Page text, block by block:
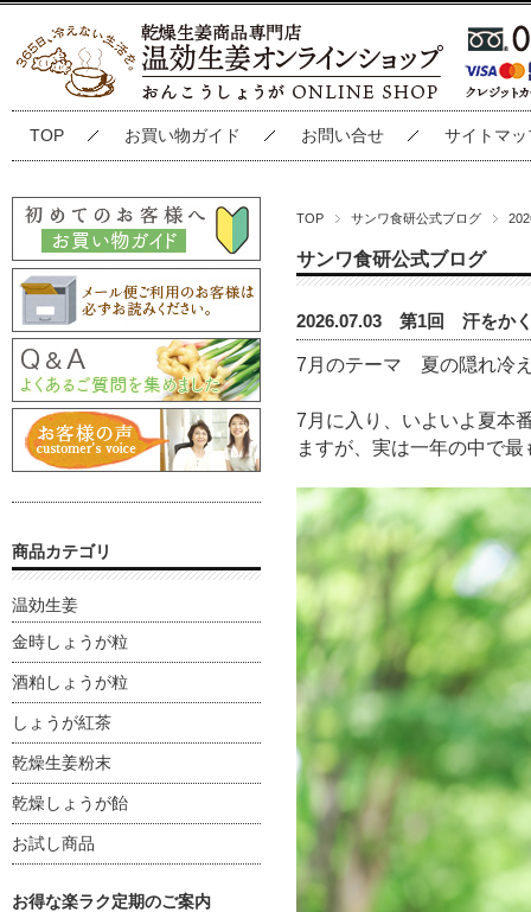
TOP お買い物ガイド お問い合せ サイトマッ
TOP サンワ食研公式ブログ
サンワ食研公式ブログ
2026.07.03 第1回 汗をかく
7 月のテーマ 夏の隠れ冷
7 月に入り、いよいよ夏本
ますが、実は一年の中で
商品カテゴリ
温効生姜
金時しょうが粒
酒粕しょうが粒
しょうが紅茶
乾燥生姜粉末
乾燥しょうが飴
お試し商品
お得な楽ラク定期のご案内